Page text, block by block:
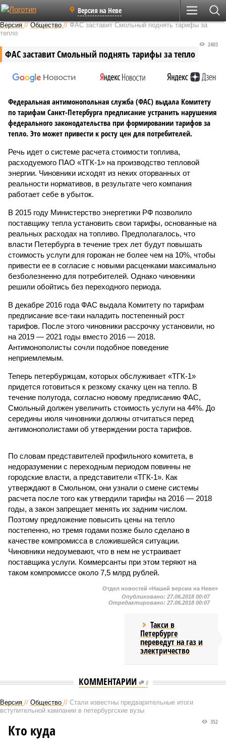
Версия на Неве
Версия //Общество //ФАС заставит Смольный поднять тарифы за
тепло
ФАС заставит Смольный поднять тарифы за тепло
2403
Федеральная антимонопольная служба (ФАС) выдала Комитету
по тарифам Санкт-Петербурга предписание устранить нарушения
федерального законодательства при формировании тарифов за
тепло. Это может привести к росту цен для потребителей.
Речь идет о системе расчета стоимости топлива,
расходуемого ПАО «ТГК-1» на производство тепловой
энергии. Чиновники исходят из неких оторванных от
реальности нормативов, в результате чего компания
работает себе в убыток.
В 2015 году Министерство энергетики РФ позволило
поставщику тепла установить свои тарифы, основанные на
реальных расходах на топливо. Предполагалось, что
власти Петербурга в течение трех лет будут повышать
стоимость услуги для горожан не более чем на 10%, чтобы
привести ее в согласие с новыми расценками максимально
безболезненно для потребителей. Однако чиновники
решили обойтись без переходного периода.
В декабре 2016 года ФАС выдала Комитету по тарифам
предписание все-таки наладить постепенный рост
тарифов. После этого чиновники рассрочку установили, но
на 2019 — 2021 годы вместо 2016 — 2018.
Антимонополисты сочли подобное поведение
неприемлемым.
Теперь петербуржцам, которых обслуживает «ТГК-1»
придется готовиться к резкому скачку цен на тепло. В
течение полугода, согласно новому предписанию ФАС,
Смольный должен увеличить стоимость услуги на 44%. До
середины июля чиновники должны отчитаться перед
антимонополистами об утверждении роста тарифов.
По словам представителей профильного комитета, в
недоразумении с переходным периодом повинны не
городские власти, а представители «ТГК-1». Как
утверждают в Смольном, они узнали о смене системы
расчета после того как утвердили тарифы на 2016 — 2018
годы, а закон запрещает менять их задним числом.
Поэтому предложение повысить цены на тепло
постепенно, но тремя годами позже было сделано в
качестве компромисса в сложившейся ситуации.
Чиновники недоумевают, что в нем не устраивает
поставщика услуги. Коммерсанты при этом теряют на
таком компромиссе около 7,5 млрд рублей.
Отдел новостей «Нашей версии на Неве»
Опубликовано: 27.06.2018 00:07
Отредактировано: 27.06.2018 00:07
Такси в
Петербурге
переведут на газ и
электричество
КОММЕНТАРИИ 0
Версия // Общество // Стали известны предварительные итоги
вступительной кампании в петербургские вузы
352
Кто куда